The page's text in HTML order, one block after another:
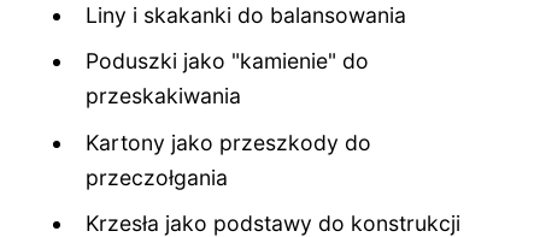
Liny i skakanki do balansowania
Poduszki jako "kamienie" do
przeskakiwania
Kartony jako przeszkody do
przeczołgania
Krzesła jako podstawy do konstrukcji